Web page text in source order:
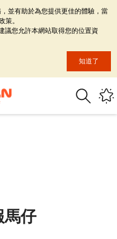
馬仔
並有助於為您提供更佳的體驗，當
策。
議您允許本網站取得您的位置資
知道了